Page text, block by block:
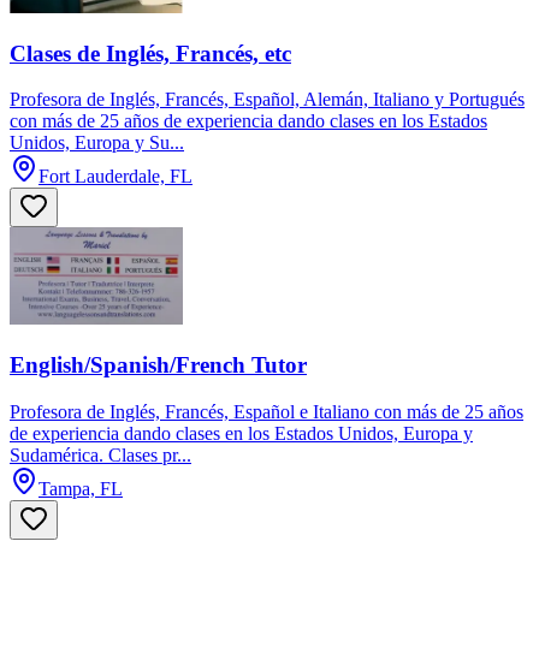
Clases de Inglés, Francés, etc
Profesora de Inglés, Francés, Español, Alemán, Italiano y Portugués
con más de 25 años de experiencia dando clases en los Estados
Unidos, Europa y Su...
Fort Lauderdale, FL
English/Spanish/French Tutor
Profesora de Inglés, Francés, Español e Italiano con más de 25 años
de experiencia dando clases en los Estados Unidos, Europa y
Sudamérica. Clases pr...
Tampa, FL